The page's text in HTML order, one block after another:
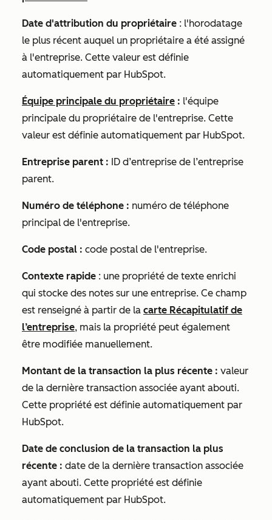
Date d'attribution du propriétaire : l'horodatage
le plus récent auquel un propriétaire a été assigné
à l'entreprise. Cette valeur est définie
automatiquement par HubSpot.
Équipe principale du propriétaire : l'équipe
principale du propriétaire de l'entreprise. Cette
valeur est définie automatiquement par HubSpot.
Entreprise parent : ID d’entreprise de l’entreprise
parent.
Numéro de téléphone : numéro de téléphone
principal de l'entreprise.
Code postal : code postal de l'entreprise.
Contexte rapide : une propriété de texte enrichi
qui stocke des notes sur une entreprise. Ce champ
est renseigné à partir de la carte Récapitulatif de
l’entreprise, mais la propriété peut également
être modifiée manuellement.
Montant de la transaction la plus récente : valeur
de la dernière transaction associée ayant abouti.
Cette propriété est définie automatiquement par
HubSpot.
Date de conclusion de la transaction la plus
récente : date de la dernière transaction associée
ayant abouti. Cette propriété est définie
automatiquement par HubSpot.